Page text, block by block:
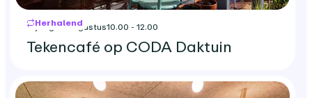
Herhalend
vrijdag 14 augustus10.00 - 12.00
Tekencafé op CODA Daktuin